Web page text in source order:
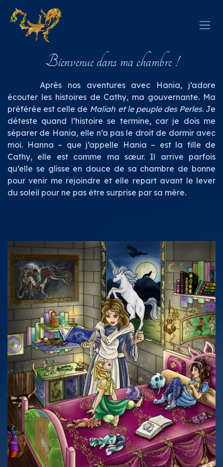
Se rendre au contenu
Bienvenue dans ma chambre !
​Après nos aventures avec Hania, j’adore
écouter les histoires de Cathy, ma gouvernante. Ma
préférée est celle de Maliah et le peuple des Perles. Je
déteste quand l’histoire se termine, car je dois me
séparer de Hania, elle n’a pas le droit de dormir avec
moi. Hanna – que j’appelle Hania – est la fille de
Cathy, elle est comme ma sœur. Il arrive parfois
qu’elle se glisse en douce de sa chambre de bonne
pour venir me rejoindre et elle repart avant le lever
du soleil pour ne pas être surprise par sa mère.